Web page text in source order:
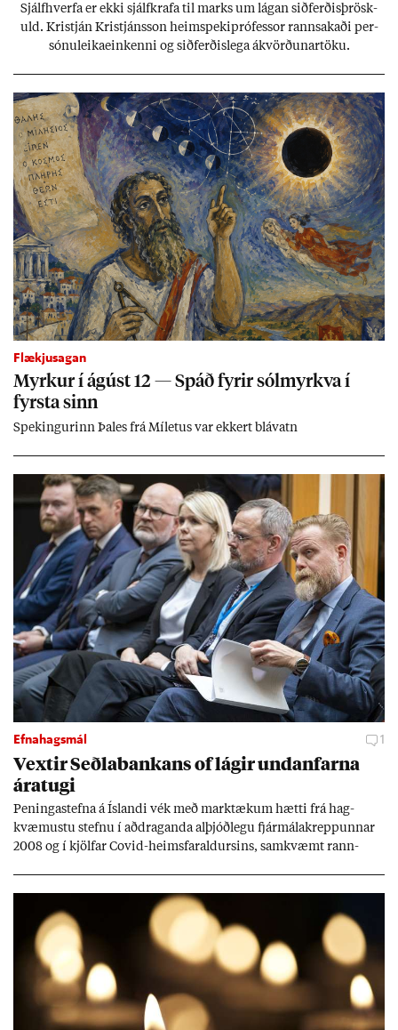
Sjálf­hverfa er ekki sjálf­krafa til marks um lág­an sið­ferð­is­þrösk­
uld. Kristján Kristjáns­son heim­speki­pró­fess­or rann­sak­aði per­
sónu­leika­ein­kenni og sið­ferð­is­lega ákvörð­un­ar­töku.
Flækjusagan
Myrk­ur í ág­úst 12 — Spáð fyr­ir sól­myrkva í
fyrsta sinn
Spek­ing­ur­inn Þa­les frá Míletus var ekk­ert blá­vatn
Efnahagsmál 1
Vext­ir Seðla­bank­ans of lág­ir und­an­farna
ára­tugi
Pen­inga­stefna á Ís­landi vék með mark­tæk­um hætti frá hag­
kvæm­ustu stefnu í að­drag­anda al­þjóð­legu fjár­málakrepp­unn­ar
2008 og í kjöl­far Covid-heims­far­ald­urs­ins, sam­kvæmt rann­